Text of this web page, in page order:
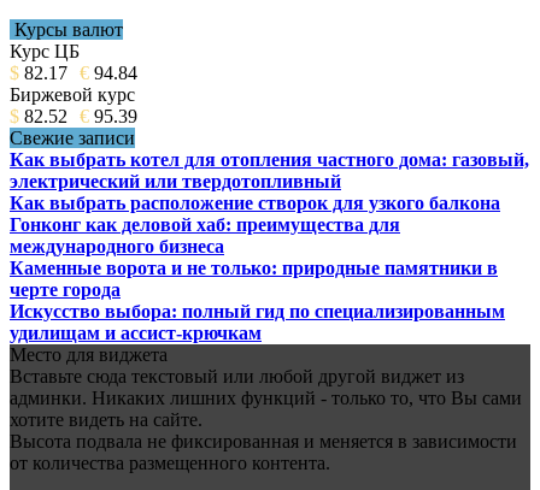
Курсы валют
Курс ЦБ
$ 82.17 € 94.84
Биржевой курс
$ 82.52 € 95.39
Свежие записи
Как выбрать котел для отопления частного дома: газовый,
электрический или твердотопливный
Как выбрать расположение створок для узкого балкона
Гонконг как деловой хаб: преимущества для
международного бизнеса
Каменные ворота и не только: природные памятники в
черте города
Искусство выбора: полный гид по специализированным
удилищам и ассист-крючкам
Место для виджета
Вставьте сюда текстовый или любой другой виджет из
админки. Никаких лишних функций - только то, что Вы сами
хотите видеть на сайте.
Высота подвала не фиксированная и меняется в зависимости
от количества размещенного контента.